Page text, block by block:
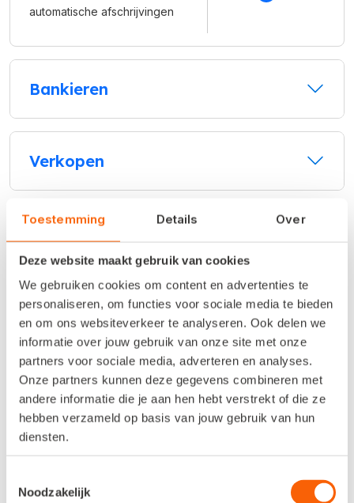
Toestemming Details Over
Deze website maakt gebruik van cookies
We gebruiken cookies om content en advertenties te
personaliseren, om functies voor sociale media te bieden
en om ons websiteverkeer te analyseren. Ook delen we
informatie over jouw gebruik van onze site met onze
partners voor sociale media, adverteren en analyses.
Onze partners kunnen deze gegevens combineren met
andere informatie die je aan hen hebt verstrekt of die ze
hebben verzameld op basis van jouw gebruik van hun
diensten.
Noodzakelijk
automatische afschrijvingen
Bankieren
Verkopen
Online samenwerken
Fiscaal